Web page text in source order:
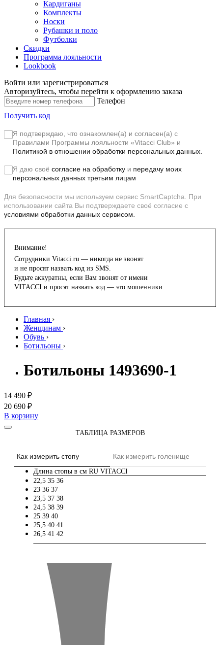
Кардиганы
Комплекты
Носки
Рубашки и поло
Футболки
Скидки
Программа лояльности
Lookbook
Войти или зарегистрироваться
Авторизуйтесь, чтобы перейти к оформлению заказа
Телефон
Получить код
Я подтверждаю, что ознакомлен(а) и согласен(а) с
Правилами Программы лояльности «Vitacci Club» и
Политикой в отношении обработки персональных данных.
Я даю своё согласие на обработку и передачу моих
персональных данных третьим лицам
Для безопасности мы используем сервис SmartCaptcha. При
использовании сайта Вы подтверждаете своё согласие с
условиями обработки данных сервисом.
Внимание!
Сотрудники Vitacci.ru — никогда не звонят
и не просят назвать код из SMS.
Будьте аккуратны, если Вам звонят от имени
VITACCI и просят назвать код — это мошенники.
Главная ›
Женщинам ›
Обувь ›
Ботильоны ›
Ботильоны 1493690-1
14 490 ₽
20 690 ₽
В корзину
ТАБЛИЦА РАЗМЕРОВ
Как измерить стопу Как измерить голенище
Длина стопы в см RU VITACCI
22,5 35 36
23 36 37
23,5 37 38
24,5 38 39
25 39 40
25,5 40 41
26,5 41 42